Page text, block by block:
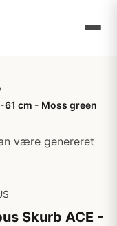
61 cm - Moss green
være genereret
Skurb ACE -